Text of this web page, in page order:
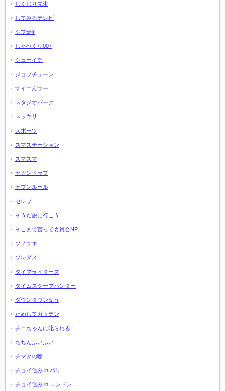
しくじり先生
してみるテレビ
シブ5時
しゃべくり007
シューイチ
ジョブチューン
すイエんサー
スタジオパーク
スッキリ
スポーツ
スマステーション
スマスマ
セカンドラブ
セブンルール
セレブ
そうだ旅に行こう
そこまで言って委員会NP
ソノサキ
ソレダメ！
タイプライターズ
タイムスクープハンター
ダウンタウンなう
ためしてガッテン
チコちゃんに叱られる！
ちちんぷいぷい
チマタの噺
チョイ住み in パリ
チョイ住み in ロンドン